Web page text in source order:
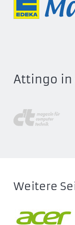
50335201
50336200
50345201
50347200
50347201
50355201
50357201
Attingo in
Weitere